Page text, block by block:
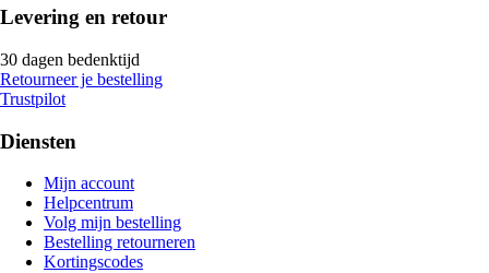
Levering en retour
30 dagen bedenktijd
Retourneer je bestelling
Trustpilot
Diensten
Mijn account
Helpcentrum
Volg mijn bestelling
Bestelling retourneren
Kortingscodes